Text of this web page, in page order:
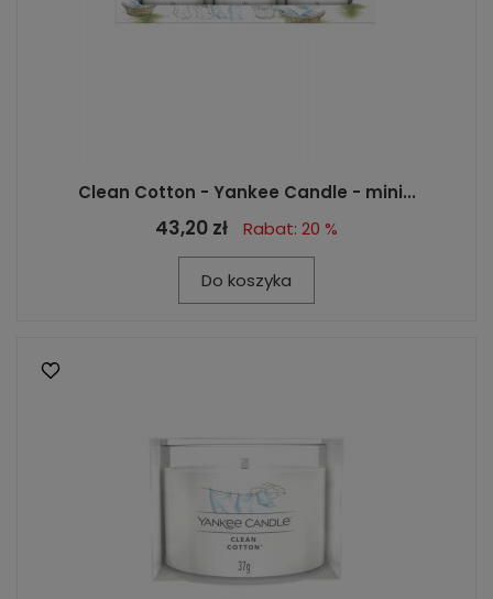
Clean Cotton - Yankee Candle - mini...
43,20 zł Rabat: 20 %
Do koszyka